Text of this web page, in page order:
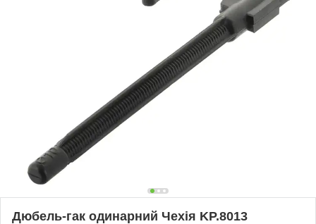
Дюбель-гак одинарний Чехія KP.8013